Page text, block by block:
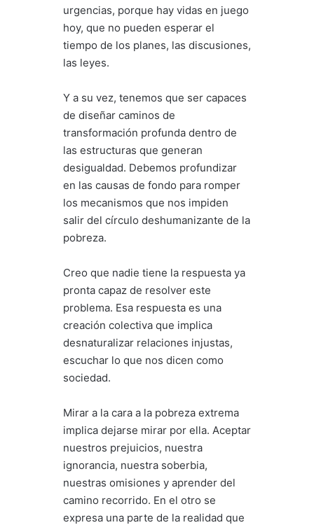
urgencias, porque hay vidas en juego
hoy, que no pueden esperar el
tiempo de los planes, las discusiones,
las leyes.
Y a su vez, tenemos que ser capaces
de diseñar caminos de
transformación profunda dentro de
las estructuras que generan
desigualdad. Debemos profundizar
en las causas de fondo para romper
los mecanismos que nos impiden
salir del círculo deshumanizante de la
pobreza.
Creo que nadie tiene la respuesta ya
pronta capaz de resolver este
problema. Esa respuesta es una
creación colectiva que implica
desnaturalizar relaciones injustas,
escuchar lo que nos dicen como
sociedad.
Mirar a la cara a la pobreza extrema
implica dejarse mirar por ella. Aceptar
nuestros prejuicios, nuestra
ignorancia, nuestra soberbia,
nuestras omisiones y aprender del
camino recorrido. En el otro se
expresa una parte de la realidad que